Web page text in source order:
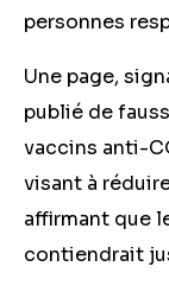
personnes
Une page,
publié de
vaccins anti-
visant à
affirmant que
contiendrait